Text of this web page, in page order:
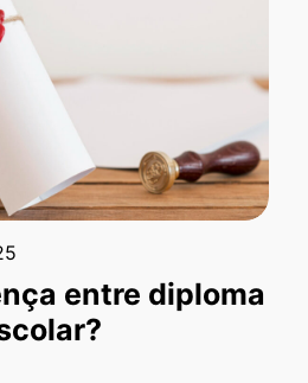
entre diploma